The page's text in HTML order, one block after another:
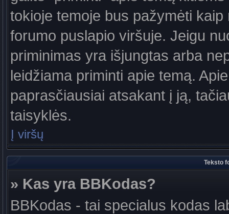
tokioje temoje bus pažymėti
forumo puslapio viršuje. Jeigu
priminimas yra išjungtas arba
leidžiama priminti apie temą.
paprasčiausiai atsakant į ją,
taisyklės.
Į viršų
Teksto
» Kas yra BBKodas?
BBKodas - tai specialus kodas